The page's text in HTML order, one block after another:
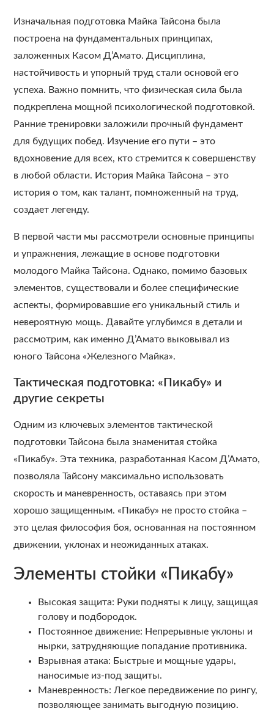
Изначальная подготовка Майка Тайсона была
построена на фундаментальных принципах,
заложенных Касом Д’Амато. Дисциплина,
настойчивость и упорный труд стали основой его
успеха. Важно помнить, что физическая сила была
подкреплена мощной психологической подготовкой.
Ранние тренировки заложили прочный фундамент
для будущих побед. Изучение его пути – это
вдохновение для всех, кто стремится к совершенству
в любой области. История Майка Тайсона – это
история о том, как талант, помноженный на труд,
создает легенду.
В первой части мы рассмотрели основные принципы
и упражнения, лежащие в основе подготовки
молодого Майка Тайсона. Однако, помимо базовых
элементов, существовали и более специфические
аспекты, формировавшие его уникальный стиль и
невероятную мощь. Давайте углубимся в детали и
рассмотрим, как именно Д’Амато выковывал из
юного Тайсона «Железного Майка».
Тактическая подготовка: «Пикабу» и
другие секреты
Одним из ключевых элементов тактической
подготовки Тайсона была знаменитая стойка
«Пикабу». Эта техника, разработанная Касом Д’Амато,
позволяла Тайсону максимально использовать
скорость и маневренность, оставаясь при этом
хорошо защищенным. «Пикабу» не просто стойка –
это целая философия боя, основанная на постоянном
движении, уклонах и неожиданных атаках.
Элементы стойки «Пикабу»
Высокая защита: Руки подняты к лицу, защищая
голову и подбородок.
Постоянное движение: Непрерывные уклоны и
нырки, затрудняющие попадание противника.
Взрывная атака: Быстрые и мощные удары,
наносимые из-под защиты.
Маневренность: Легкое передвижение по рингу,
позволяющее занимать выгодную позицию.